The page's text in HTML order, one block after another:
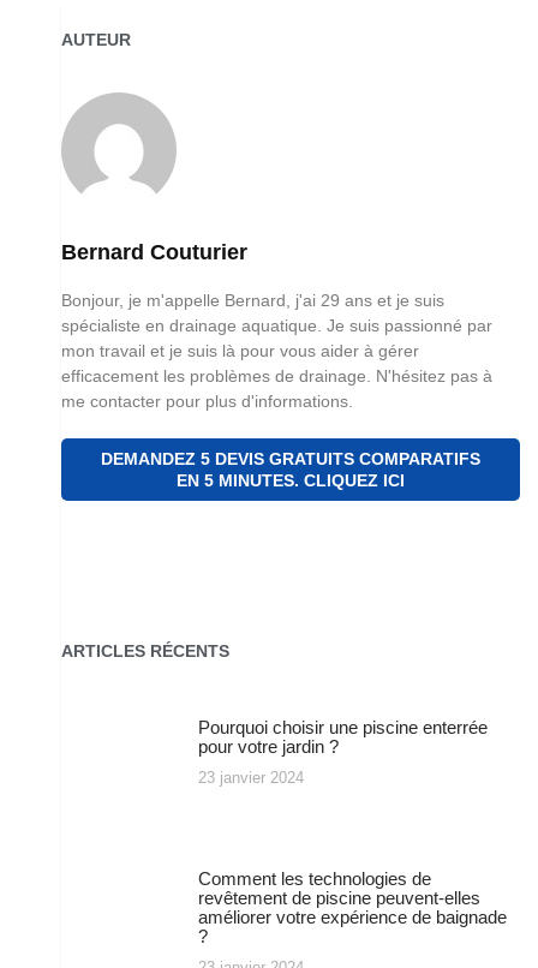
AUTEUR
Bernard Couturier
Bonjour, je m'appelle Bernard, j'ai 29 ans et je suis
spécialiste en drainage aquatique. Je suis passionné par
mon travail et je suis là pour vous aider à gérer
efficacement les problèmes de drainage. N'hésitez pas à
me contacter pour plus d'informations.
DEMANDEZ 5 DEVIS GRATUITS COMPARATIFS
EN 5 MINUTES. CLIQUEZ ICI
ARTICLES RÉCENTS
Pourquoi choisir une piscine enterrée
pour votre jardin ?
23 janvier 2024
Comment les technologies de
revêtement de piscine peuvent-elles
améliorer votre expérience de baignade
?